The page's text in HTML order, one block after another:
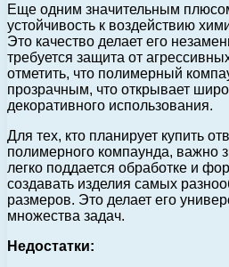
Еще одним значительным
устойчивость к воздействию
Это качество делает его
требуется защита от
отметить, что полимерный
прозрачным, что открывает
декоративного использования.
Для тех, кто планирует купить
полимерного компаунда, важно
легко поддается обработке и
создавать изделия самых
размеров. Это делает его
множества задач.
Недостатки: